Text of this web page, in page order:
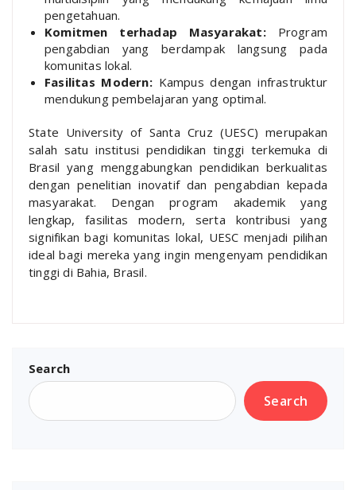
pengetahuan.
Komitmen terhadap Masyarakat:Program
pengabdian yang berdampak langsung pada
komunitas lokal.
Fasilitas Modern:Kampus dengan infrastruktur
mendukung pembelajaran yang optimal.
State University of Santa Cruz (UESC) merupakan
salah satu institusi pendidikan tinggi terkemuka di
Brasil yang menggabungkan pendidikan berkualitas
dengan penelitian inovatif dan pengabdian kepada
masyarakat. Dengan program akademik yang
lengkap, fasilitas modern, serta kontribusi yang
signifikan bagi komunitas lokal, UESC menjadi pilihan
ideal bagi mereka yang ingin mengenyam pendidikan
tinggi di Bahia, Brasil.
Search
Search